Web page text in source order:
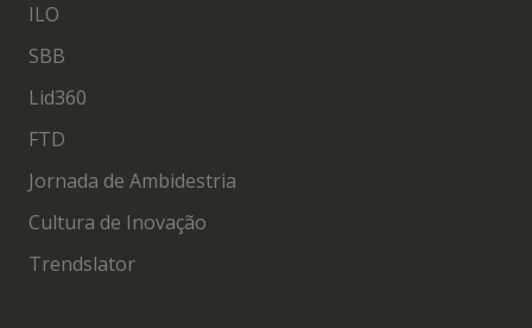
ILO
SBB
Lid360
FTD
Jornada de Ambidestria
Cultura de Inovação
Trendslator